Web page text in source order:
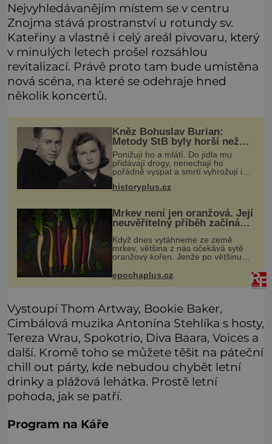
Nejvyhledávanějím místem se v centru
Znojma stává prostranství u rotundy sv.
Kateřiny a vlastně i celý areál pivovaru, který
v minulých letech prošel rozsáhlou
revitalizací. Právě proto tam bude umístěna
nová scéna, na které se odehraje hned
několik koncertů.
Kněz Bohuslav Burian:
Metody StB byly horší než
gestapácké trýznění
Ponižují ho a mlátí. Do jídla mu
přidávají drogy, nenechají ho
pořádně vyspat a smrtí vyhrožují i
jeho nejbližším. Burian kruté týrání
nevydrží a estébákům podepíše
historyplus.cz
Mrkev není jen oranžová. Její
neuvěřitelný příběh začíná
Když dnes vytáhneme ze země
mrkev, většina z nás očekává sytě
oranžový kořen. Jenže po většinu
možné, jen ne oranžová. Je fialová,
žlutá, bílá, někdy dokonce téměř
epochaplus.cz
Vystoupí Thom Artway, Bookie Baker,
Cimbálová muzika Antonína Stehlíka s hosty,
Tereza Wrau, Spokotrio, Diva Baara, Voices a
další. Kromě toho se můžete těšit na páteční
chill out párty, kde nebudou chybět letní
drinky a plážová lehátka. Prostě letní
pohoda, jak se patří.
Program na Káře